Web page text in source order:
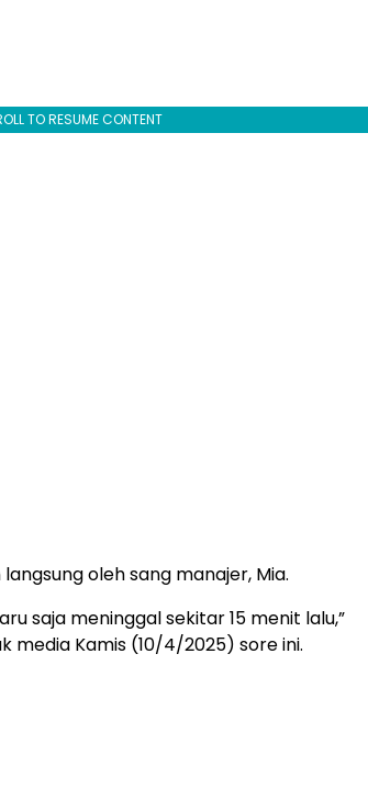
TO RESUME CONTENT
oleh sang manajer, Mia.
saja meninggal sekitar 15 menit lalu,”
media Kamis (10/4/2025) sore ini.